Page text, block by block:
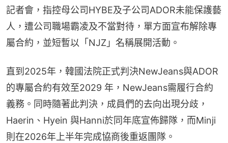
記者會，指控母公司HYBE及子公司ADOR未能保護藝
人，遭公司職場霸凌及不當對待，單方面宣布解除專
屬合約，並短暫以「NJZ」名稱展開活動。
直到2025年，韓國法院正式判決NewJeans與ADOR
的專屬合約有效至2029 年，NewJeans需履行合約
義務。同時隨著此判決，成員們的去向出現分歧，
Haerin、Hyein 與Hanni於同年底宣佈歸隊，而Minji
則在2026年上半年完成協商後重返團隊。